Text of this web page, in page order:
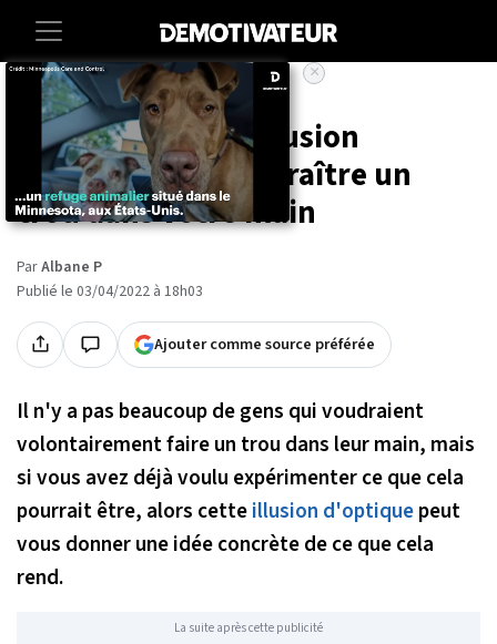
Accueil Societe Insolite
Cette incroyable illusion
d'optique fait apparaître un
trou dans votre main
ParAlbane P
Publié le 03/04/2022 à 18h03
Ajouter comme source préférée
Il n'y a pas beaucoup de gens qui voudraient
volontairement faire un trou dans leur main, mais
si vous avez déjà voulu expérimenter ce que cela
pourrait être, alors cetteillusion d'optiquepeut
vous donner une idée concrète de ce que cela
rend.
La suite après cette publicité
×